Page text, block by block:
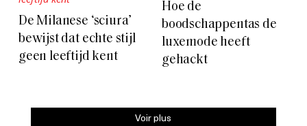
De Milanese ‘sciura’
bewijst dat echte stijl
geen leeftijd kent
Hoe de
boodschappentas de
luxemode heeft
gehackt
Voir plus